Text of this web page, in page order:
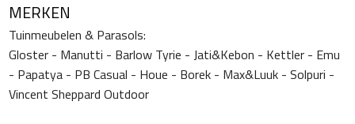
MERKEN
Tuinmeubelen & Parasols:
Gloster - Manutti - Barlow Tyrie - Jati&Kebon - Kettler - Emu
- Papatya - PB Casual - Houe - Borek - Max&Luuk - Solpuri -
Vincent Sheppard Outdoor